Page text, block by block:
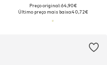
Preço original: 64,90€
Último preço mais baixo:40,72€